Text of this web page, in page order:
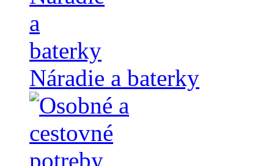
Náradie a baterky